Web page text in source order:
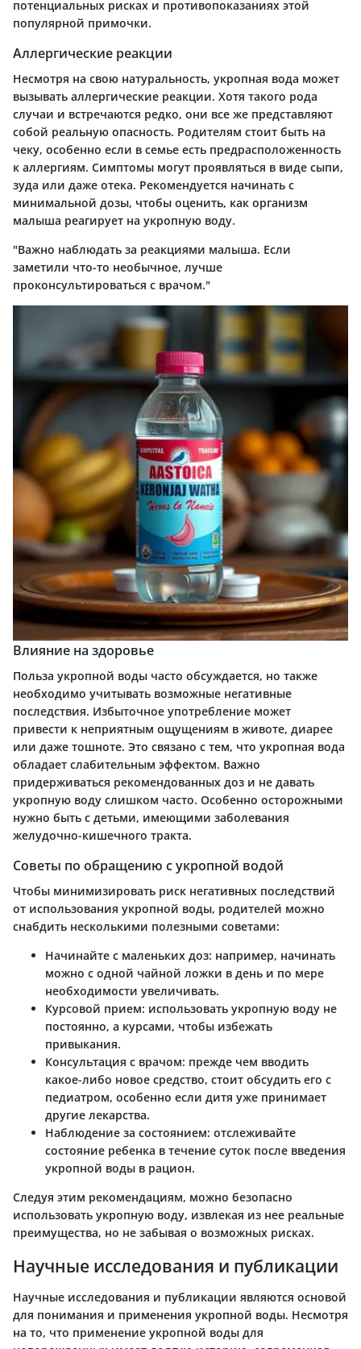
потенциальных рисках и противопоказаниях этой
популярной примочки.
Аллергические реакции
Несмотря на свою натуральность, укропная вода может
вызывать аллергические реакции. Хотя такого рода
случаи и встречаются редко, они все же представляют
собой реальную опасность. Родителям стоит быть на
чеку, особенно если в семье есть предрасположенность
к аллергиям. Симптомы могут проявляться в виде сыпи,
зуда или даже отека. Рекомендуется начинать с
минимальной дозы, чтобы оценить, как организм
малыша реагирует на укропную воду.
"Важно наблюдать за реакциями малыша. Если
заметили что-то необычное, лучше
проконсультироваться с врачом."
Влияние на здоровье
Польза укропной воды часто обсуждается, но также
необходимо учитывать возможные негативные
последствия. Избыточное употребление может
привести к неприятным ощущениям в животе, диарее
или даже тошноте. Это связано с тем, что укропная вода
обладает слабительным эффектом. Важно
придерживаться рекомендованных доз и не давать
укропную воду слишком часто. Особенно осторожными
нужно быть с детьми, имеющими заболевания
желудочно-кишечного тракта.
Советы по обращению с укропной водой
Чтобы минимизировать риск негативных последствий
от использования укропной воды, родителей можно
снабдить несколькими полезными советами:
Начинайте с маленьких доз: например, начинать
можно с одной чайной ложки в день и по мере
необходимости увеличивать.
Курсовой прием: использовать укропную воду не
постоянно, а курсами, чтобы избежать
привыкания.
Консультация с врачом: прежде чем вводить
какое-либо новое средство, стоит обсудить его с
педиатром, особенно если дитя уже принимает
другие лекарства.
Наблюдение за состоянием: отслеживайте
состояние ребенка в течение суток после введения
укропной воды в рацион.
Следуя этим рекомендациям, можно безопасно
использовать укропную воду, извлекая из нее реальные
преимущества, но не забывая о возможных рисках.
Научные исследования и публикации
Научные исследования и публикации являются основой
для понимания и применения укропной воды. Несмотря
на то, что применение укропной воды для